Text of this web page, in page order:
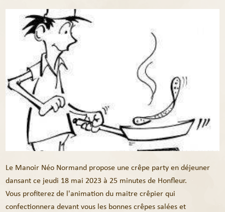
Le Manoir Néo Normand propose une crêpe party en déjeuner
dansant ce jeudi 18 mai 2023 à 25 minutes de Honfleur.
Vous profiterez de l'animation du maitre crêpier qui
confectionnera devant vous les bonnes crêpes salées et